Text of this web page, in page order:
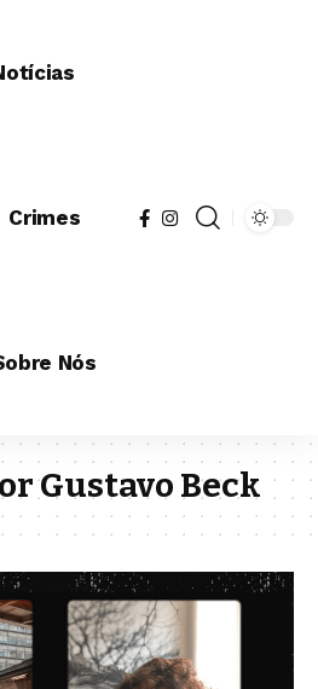
Crimes
Nós
Gustavo Beck